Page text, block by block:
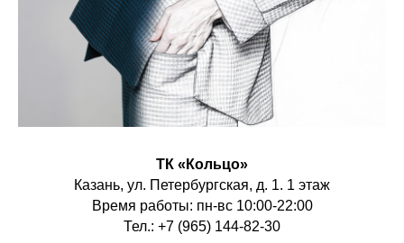
ТК «Кольцо»
Казань, ул. Петербургская, д. 1. 1 этаж
Время работы: пн-вс 10:00-22:00
Тел.: +7 (965) 144-82-30